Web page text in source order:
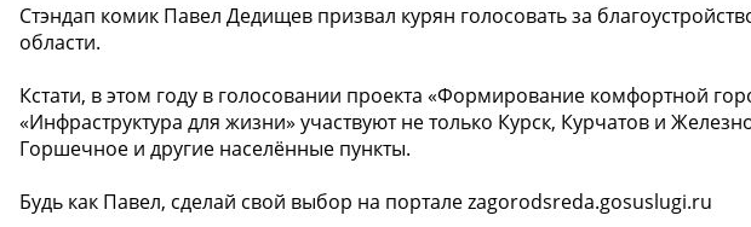
Стэндап комик Павел Дедищев призвал курян голосовать за
области.
Кстати, в этом году в голосовании проекта «Формирование комфортной
«Инфраструктура для жизни» участвуют не только Курск, Курчатов и
Горшечное и другие населённые пункты.
Будь как Павел, сделай свой выбор на портале zagorodsreda.gosuslugi.ru